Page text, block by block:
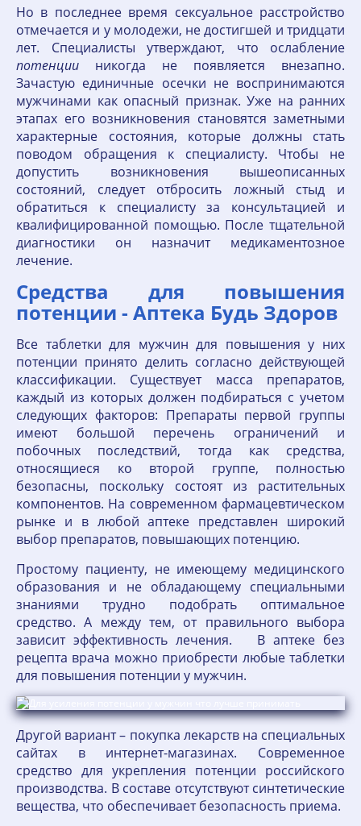
Но в последнее время сексуальное расстройство
отмечается и у молодежи, не достигшей и тридцати
лет. Специалисты утверждают, что ослабление
потенции никогда не появляется внезапно.
Зачастую единичные осечки не воспринимаются
мужчинами как опасный признак. Уже на ранних
этапах его возникновения становятся заметными
характерные состояния, которые должны стать
поводом обращения к специалисту. Чтобы не
допустить возникновения вышеописанных
состояний, следует отбросить ложный стыд и
обратиться к специалисту за консультацией и
квалифицированной помощью. После тщательной
диагностики он назначит медикаментозное
лечение.
Средства для повышения
потенции - Аптека Будь Здоров
Все таблетки для мужчин для повышения у них
потенции принято делить согласно действующей
классификации. Существует масса препаратов,
каждый из которых должен подбираться с учетом
следующих факторов: Препараты первой группы
имеют большой перечень ограничений и
побочных последствий, тогда как средства,
относящиеся ко второй группе, полностью
безопасны, поскольку состоят из растительных
компонентов. На современном фармацевтическом
рынке и в любой аптеке представлен широкий
выбор препаратов, повышающих потенцию.
Простому пациенту, не имеющему медицинского
образования и не обладающему специальными
знаниями трудно подобрать оптимальное
средство. А между тем, от правильного выбора
зависит эффективность лечения. В аптеке без
рецепта врача можно приобрести любые таблетки
для повышения потенции у мужчин.
Другой вариант – покупка лекарств на специальных
сайтах в интернет-магазинах. Современное
средство для укрепления потенции российского
производства. В составе отсутствуют синтетические
вещества, что обеспечивает безопасность приема.